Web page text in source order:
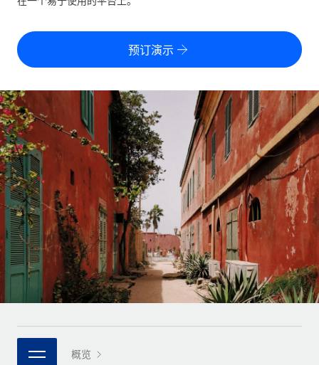
轻松运行合规薪资
零实体成本实现全球扩张
全球合规聘用合同工
合同工管理
全球合同工入职与管理
PEO
外包复杂雇佣任务
基础设施
Remote Embedded
将人力资源无缝融入工作流程
团队的内置核心人力资源功能
连接 新的
美国各州浏览器
Remote 无惧对比
了解我们的竞争优势
成长阶段
初创企业
为成长型企业量身打造的全球敏捷型人力资源与薪资解决方案
中型市场
通过定制化人力资源解决方案扩展团队
企业
与我们携手合作
工具与计算器
误分类风险计算工具
员工成本计算器
计算任何国家的员工总成本
合同工薪酬结算计算器
探索全球合同工的结算货币选项与结算速度
通过 REMOTE 学习
研究与指引
案例研究
人力资源术语表
核对表和模板
职位描述库
定价
中文（简体）
English
Nederlands
Français
Deutsch
Español
Italiano
Português (Portugal)
登录
预订演示
概览